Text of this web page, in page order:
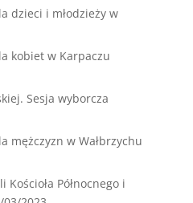
dzieci i młodzieży w
kobiet w Karpaczu
Sesja wyborcza
mężczyzn w Wałbrzychu
Północnego i